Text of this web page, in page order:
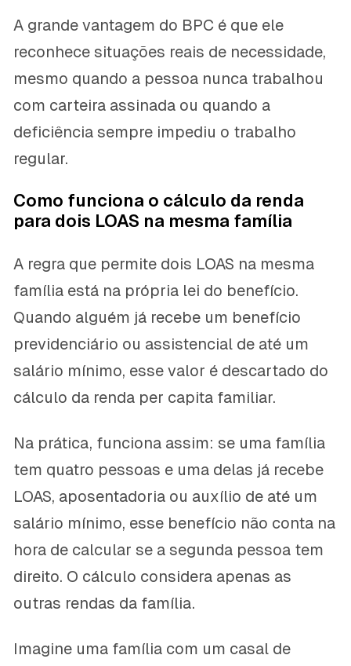
A grande vantagem do BPC é que ele
reconhece situações reais de necessidade,
mesmo quando a pessoa nunca trabalhou
com carteira assinada ou quando a
deficiência sempre impediu o trabalho
regular.
Como funciona o cálculo da renda
para dois LOAS na mesma família
A regra que permite dois LOAS na mesma
família está na própria lei do benefício.
Quando alguém já recebe um benefício
previdenciário ou assistencial de até um
salário mínimo, esse valor é descartado do
cálculo da renda per capita familiar.
Na prática, funciona assim: se uma família
tem quatro pessoas e uma delas já recebe
LOAS, aposentadoria ou auxílio de até um
salário mínimo, esse benefício não conta na
hora de calcular se a segunda pessoa tem
direito. O cálculo considera apenas as
outras rendas da família.
Imagine uma família com um casal de